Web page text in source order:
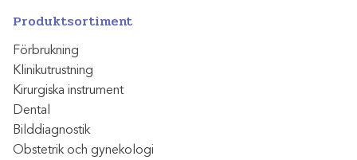
Produktsortiment
Förbrukning
Klinikutrustning
Kirurgiska instrument
Dental
Bilddiagnostik
Obstetrik och gynekologi